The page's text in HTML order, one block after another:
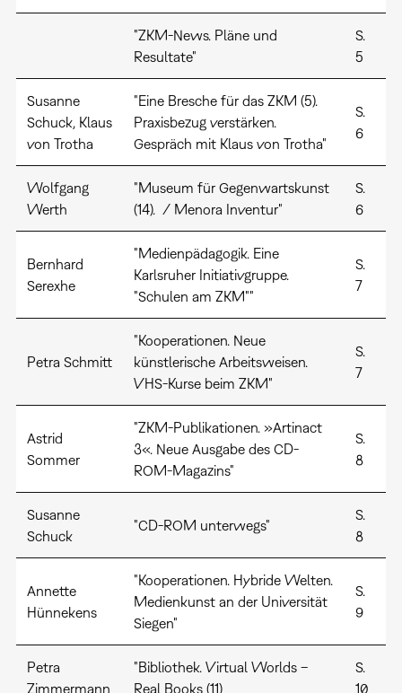
"ZKM-News. Pläne und
Resultate"
S.
5
Susanne
Schuck, Klaus
von Trotha
"Eine Bresche für das ZKM (5).
Praxisbezug verstärken.
Gespräch mit Klaus von Trotha"
S.
6
Wolfgang
Werth
"Museum für Gegenwartskunst
(14). / Menora Inventur"
S.
6
Bernhard
Serexhe
"Medienpädagogik. Eine
Karlsruher Initiativgruppe.
"Schulen am ZKM""
S.
7
Petra Schmitt
"Kooperationen. Neue
künstlerische Arbeitsweisen.
VHS-Kurse beim ZKM"
S.
7
Astrid
Sommer
"ZKM-Publikationen. »Artinact
3«. Neue Ausgabe des CD-
ROM-Magazins"
S.
8
Susanne
Schuck
"CD-ROM unterwegs"
S.
8
Annette
Hünnekens
"Kooperationen. Hybride Welten.
Medienkunst an der Universität
Siegen"
S.
9
Petra
Zimmermann
"Bibliothek. Virtual Worlds –
Real Books (11)
S.
10